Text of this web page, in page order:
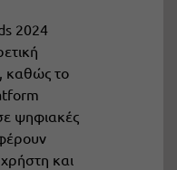
2024
καθώς το
ψηφιακές
και